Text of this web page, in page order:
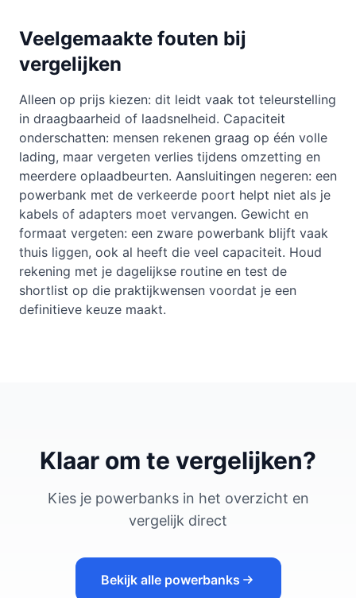
Veelgemaakte fouten bij
vergelijken
Alleen op prijs kiezen: dit leidt vaak tot teleurstelling
in draagbaarheid of laadsnelheid. Capaciteit
onderschatten: mensen rekenen graag op één volle
lading, maar vergeten verlies tijdens omzetting en
meerdere oplaadbeurten. Aansluitingen negeren: een
powerbank met de verkeerde poort helpt niet als je
kabels of adapters moet vervangen. Gewicht en
formaat vergeten: een zware powerbank blijft vaak
thuis liggen, ook al heeft die veel capaciteit. Houd
rekening met je dagelijkse routine en test de
shortlist op die praktijkwensen voordat je een
definitieve keuze maakt.
Klaar om te vergelijken?
Kies je powerbanks in het overzicht en
vergelijk direct
Bekijk alle powerbanks